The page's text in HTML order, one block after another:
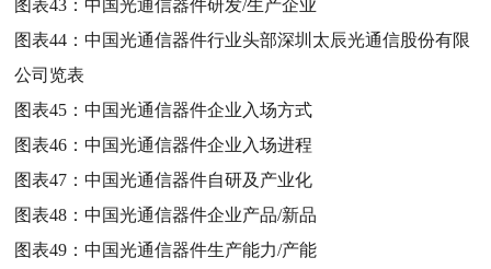
图表43：中国光通信器件研发/生产企业
图表44：中国光通信器件行业头部深圳太辰光通信股份有限
公司览表
图表45：中国光通信器件企业入场方式
图表46：中国光通信器件企业入场进程
图表47：中国光通信器件自研及产业化
图表48：中国光通信器件企业产品/新品
图表49：中国光通信器件生产能力/产能